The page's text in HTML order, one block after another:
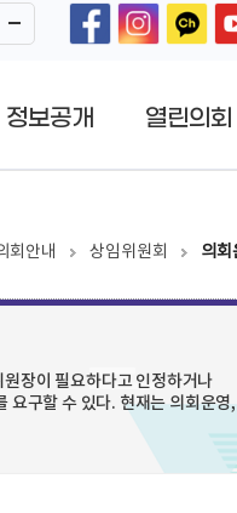
정보공개 열린의회
회안내 상임위원회 의회
장이 필요하다고 인정하거나
요구할 수 있다. 현재는 의회운영,